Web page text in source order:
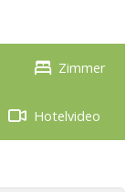
Zimmer
Hotelvideo